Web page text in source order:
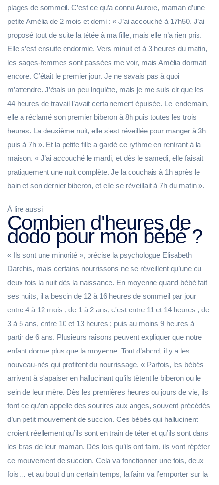
plages de sommeil. C’est ce qu’a connu Aurore, maman d’une
petite Amélia de 2 mois et demi : « J’ai accouché à 17h50. J’ai
proposé tout de suite la tétée à ma fille, mais elle n’a rien pris.
Elle s’est ensuite endormie. Vers minuit et à 3 heures du matin,
les sages-femmes sont passées me voir, mais Amélia dormait
encore. C’était le premier jour. Je ne savais pas à quoi
m’attendre. J’étais un peu inquiète, mais je me suis dit que les
44 heures de travail l’avait certainement épuisée. Le lendemain,
elle a réclamé son premier biberon à 8h puis toutes les trois
heures. La deuxième nuit, elle s’est réveillée pour manger à 3h
puis à 7h ». Et la petite fille a gardé ce rythme en rentrant à la
maison. « J’ai accouché le mardi, et dès le samedi, elle faisait
pratiquement une nuit complète. Je la couchais à 1h après le
bain et son dernier biberon, et elle se réveillait à 7h du matin ».
À lire aussi
Combien d'heures de
dodo pour mon bébé ?
« Ils sont une minorité », précise la psychologue Elisabeth
Darchis, mais certains nourrissons ne se réveillent qu’une ou
deux fois la nuit dès la naissance. En moyenne quand bébé fait
ses nuits, il a besoin de 12 à 16 heures de sommeil par jour
entre 4 à 12 mois ; de 1 à 2 ans, c'est entre 11 et 14 heures ; de
3 à 5 ans, entre 10 et 13 heures ; puis au moins 9 heures à
partir de 6 ans. Plusieurs raisons peuvent expliquer que notre
enfant dorme plus que la moyenne. Tout d’abord, il y a les
nouveau-nés qui profitent du nourrissage. « Parfois, les bébés
arrivent à s'apaiser en hallucinant qu’ils tètent le biberon ou le
sein de leur mère. Dès les premières heures ou jours de vie, ils
font ce qu’on appelle des sourires aux anges, souvent précédés
d’un petit mouvement de succion. Ces bébés qui hallucinent
croient réellement qu’ils sont en train de téter et qu’ils sont dans
les bras de leur maman. Dès lors qu’ils ont faim, ils vont répéter
ce mouvement de succion. Cela va fonctionner une fois, deux
fois… et au bout d’un certain temps, la faim va l’emporter sur la